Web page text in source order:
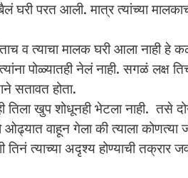
परत आली. मात्र त्यांच्या मालकाचा
मालक घरी आला नाही हे
पोळ्यातही नेलं नाही. सगळं
सतावत होता.
खुप शोधूनही भेटला नाही. तसे
ओढ्यात वाहून गेला की त्याला
तिनं त्याच्या अदृश्य होण्याची